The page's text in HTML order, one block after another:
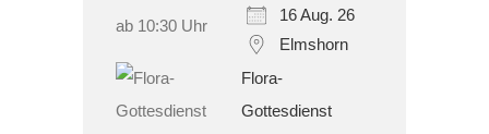
16 Aug. 26
Elmshorn
Flora-
Gottesdienst